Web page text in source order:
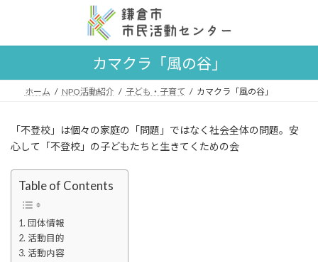
ン
へ
ー
ョ
カマクラ「風の谷」
ホーム NPO活動紹介 子ども・子育て カマクラ「風の谷」
「不登校」は個々の家庭の「問題」ではなく社会全体の問題。安
心して「不登校」の子どもたちと生きてくための会
Table of Contents
団体情報
活動目的
活動内容